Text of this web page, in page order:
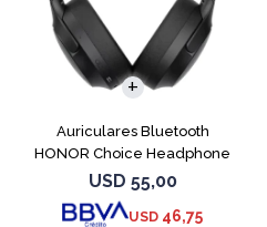
Auriculares Bluetooth
HONOR Choice Headphone
Black
USD 55,00
USD 46,75